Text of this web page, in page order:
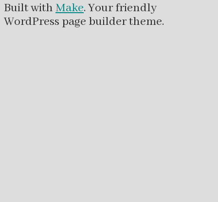
Built withMake. Your friendly
WordPress page builder theme.